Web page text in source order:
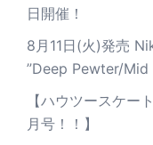
日開催！
8月11日(火)発売
”Deep Pewter/Mid
【ハウツースケ
月号！！】